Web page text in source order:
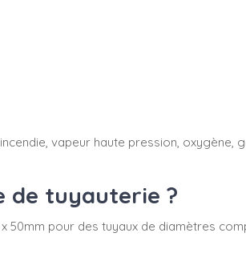
vapeur haute pression, oxygène,
de tuyauterie ?
50mm pour des tuyaux de diamètres